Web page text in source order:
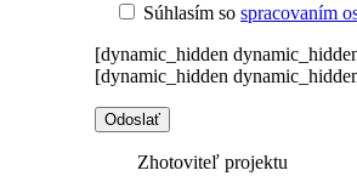
Súhlasím so spracovaním
[dynamic_hidden
[dynamic_hidden
Zhotoviteľ projektu